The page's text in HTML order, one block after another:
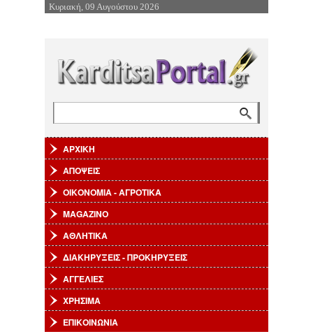
Επιστροφή στην Πλοήγηση
Κυριακή, 09 Αυγούστου 2026
ΑΡΧΙΚΗ
ΑΠΟΨΕΙΣ
ΟΙΚΟΝΟΜΙΑ - ΑΓΡΟΤΙΚΑ
MAGAZINO
ΑΘΛΗΤΙΚΑ
ΔΙΑΚΗΡΥΞΕΙΣ - ΠΡΟΚΗΡΥΞΕΙΣ
ΑΓΓΕΛΙΕΣ
ΧΡΗΣΙΜΑ
ΕΠΙΚΟΙΝΩΝΙΑ